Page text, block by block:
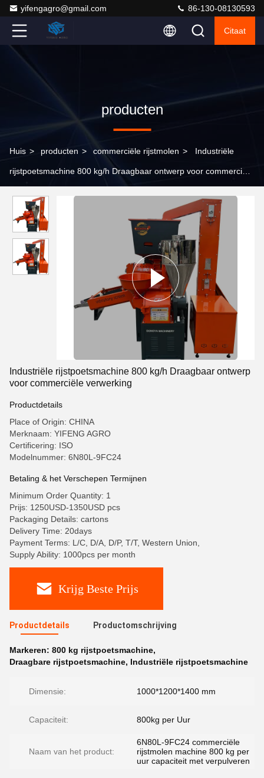
yifengagro@gmail.com 86-130-08130593
Citaat
producten
Huis > producten > commerciële rijstmolen > Industriële
rijstpoetsmachine 800 kg/h Draagbaar ontwerp voor commerciële
Industriële rijstpoetsmachine 800 kg/h Draagbaar ontwerp
voor commerciële verwerking
Productdetails
Place of Origin: CHINA
Merknaam: YIFENG AGRO
Certificering: ISO
Modelnummer: 6N80L-9FC24
Betaling & het Verschepen Termijnen
Minimum Order Quantity: 1
Prijs: 1250USD-1350USD pcs
Packaging Details: cartons
Delivery Time: 20days
Payment Terms: L/C, D/A, D/P, T/T, Western Union,
Supply Ability: 1000pcs per month
Krijg Beste Prijs
Productdetails Productomschrijving
Markeren: 800 kg rijstpoetsmachine,
Draagbare rijstpoetsmachine, Industriële rijstpoetsmachine
Dimensie: 1000*1200*1400 mm
Capaciteit: 800kg per Uur
Naam van het product:
6N80L-9FC24 commerciële
rijstmolen machine 800 kg per
uur capaciteit met verpulveren